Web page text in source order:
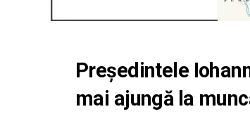
Preşedintele
mai ajungă la